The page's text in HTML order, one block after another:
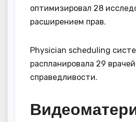
оптимизировал 28
расширением прав.
Physician scheduling
распланировала 29
справедливости.